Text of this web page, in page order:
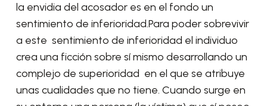
la envidia del acosador es en el fondo un
sentimiento de inferioridad.Para poder sobrevivir
a este sentimiento de inferioridad el individuo
crea una ficción sobre sí mismo desarrollando un
complejo de superioridad en el que se atribuye
unas cualidades que no tiene. Cuando surge en